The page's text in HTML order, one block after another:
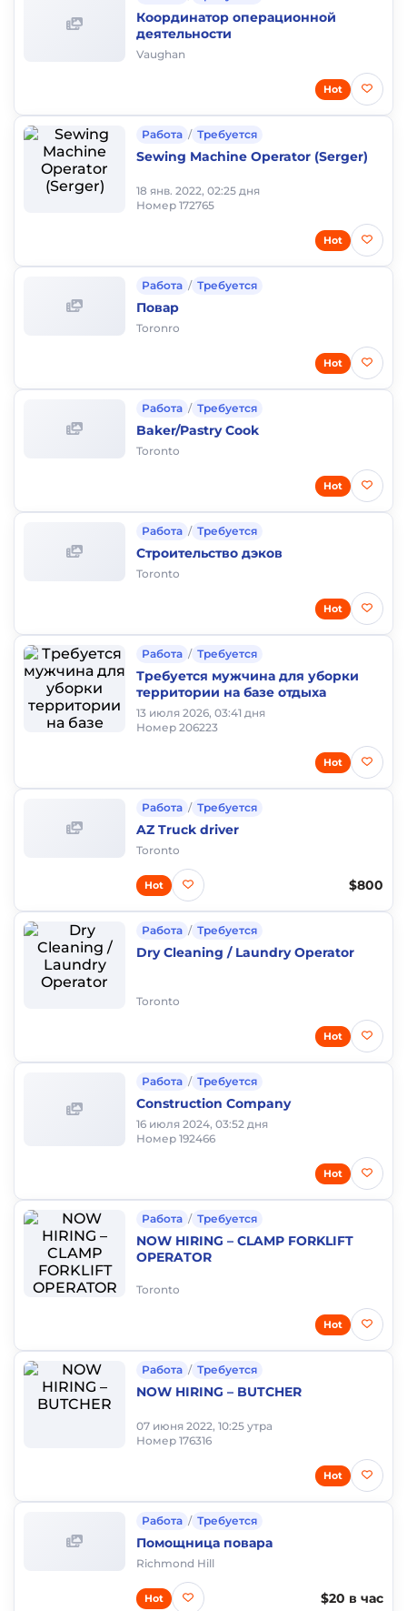
Координатор операционной
деятельности
Vaughan
Hot
Работа / Требуется
Sewing Machine Operator (Serger)
18 янв. 2022, 02:25 дня
Номер 172765
Hot
Работа / Требуется
Повар
Toronro
Hot
Работа / Требуется
Baker/Pastry Cook
Toronto
Hot
Работа / Требуется
Строительство дэков
Toronto
Hot
Работа / Требуется
Требуется мужчина для уборки
территории на базе отдыха
13 июля 2026, 03:41 дня
Номер 206223
Hot
Работа / Требуется
AZ Truck driver
Toronto
$800
Hot
Работа / Требуется
Dry Cleaning / Laundry Operator
Toronto
Hot
Работа / Требуется
Construction Company
16 июля 2024, 03:52 дня
Номер 192466
Hot
Работа / Требуется
NOW HIRING – CLAMP FORKLIFT
OPERATOR
Toronto
Hot
Работа / Требуется
NOW HIRING – BUTCHER
07 июня 2022, 10:25 утра
Номер 176316
Hot
Работа / Требуется
Помощница повара
Richmond Hill
$20 в час
Hot